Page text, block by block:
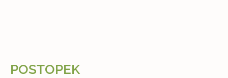
POSTOPEK